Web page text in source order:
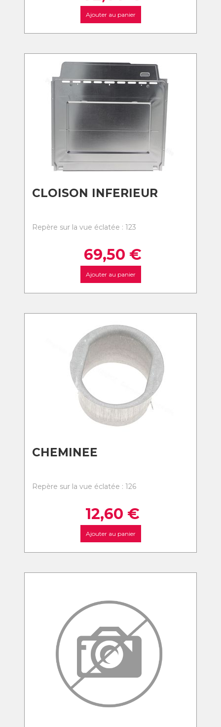
Ajouter au panier
CLOISON INFERIEUR
Repère sur la vue éclatée : 123
69,50 €
Ajouter au panier
CHEMINEE
Repère sur la vue éclatée : 126
12,60 €
Ajouter au panier